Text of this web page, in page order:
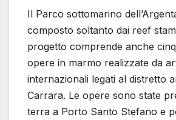
Il Parco sottomarino
composto soltanto dai reef
progetto comprende anche
opere in marmo realizzate da
internazionali legati al distretto
Carrara. Le opere sono state
terra a Porto Santo Stefano e